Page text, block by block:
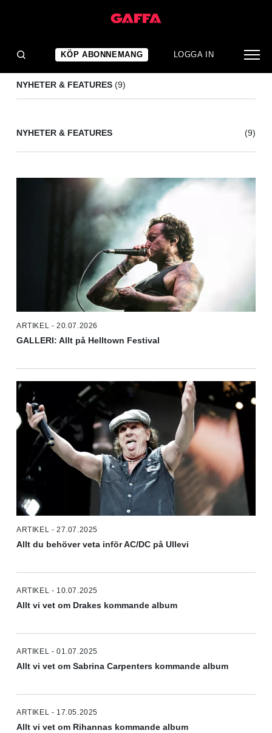
KÖP ABONNEMANG LOGGA IN
NYHETER & FEATURES (9)
NYHETER & FEATURES (9)
ARTIKEL - 20.07.2026
GALLERI: Allt på Helltown Festival
ARTIKEL - 27.07.2025
Allt du behöver veta inför AC/DC på Ullevi
ARTIKEL - 10.07.2025
Allt vi vet om Drakes kommande album
ARTIKEL - 01.07.2025
Allt vi vet om Sabrina Carpenters kommande album
ARTIKEL - 17.05.2025
Allt vi vet om Rihannas kommande album